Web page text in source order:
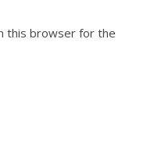
this browser for the